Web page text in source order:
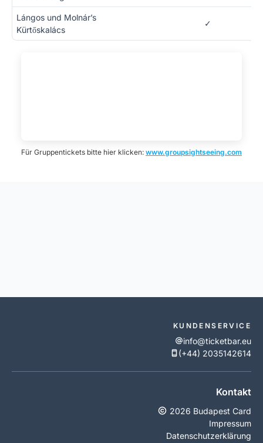
Lángos und Molnár’s
Kürtőskalács
✓
Für Gruppentickets bitte hier klicken: www.groupsightseeing.com
KUNDENSERVICE
info@ticketbar.eu
(+44) 2035142614
Kontakt
2026 Budapest Card
Impressum
Datenschutzerklärung